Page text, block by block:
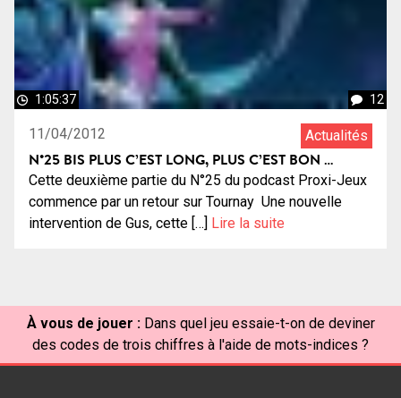
1:05:37 12
11/04/2012 Actualités
N°25 BIS PLUS C’EST LONG, PLUS C’EST BON …
Cette deuxième partie du N°25 du podcast Proxi-Jeux
commence par un retour sur Tournay Une nouvelle
intervention de Gus, cette […] Lire la suite
À vous de jouer : Dans quel jeu essaie-t-on de deviner
des codes de trois chiffres à l'aide de mots-indices ?